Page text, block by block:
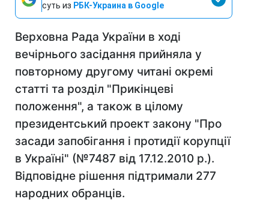
суть из РБК-Украина в Google
Верховна Рада України в ході
вечірнього засідання прийняла у
повторному другому читані окремі
статті та розділ "Прикінцеві
положення", а також в цілому
президентський проект закону "Про
засади запобігання і протидії корупції
в Україні" (№7487 від 17.12.2010 р.).
Відповідне рішення підтримали 277
народних обранців.